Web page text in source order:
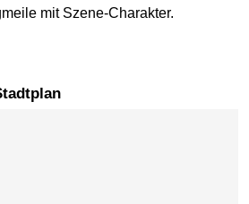
mit Szene-Charakter.